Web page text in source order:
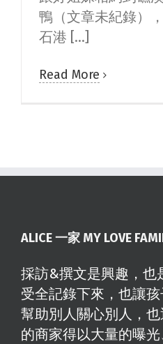
鴨（文章未紀錄）
石港 [...]
Read More
ALICE 一家 MY LOVE
採訪&撰文是興趣，也
受全記錄下來，也讓
幫助別人關心別人，
的商家得以大量的曝